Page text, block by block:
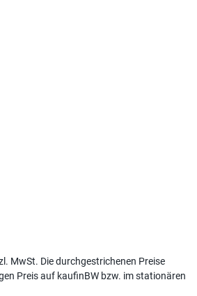
MwSt. Die durchgestrichenen Preise
Preis auf kaufinBW bzw. im stationären